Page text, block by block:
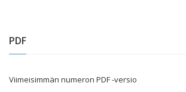
PDF
Viimeisimmän numeron PDF -versio